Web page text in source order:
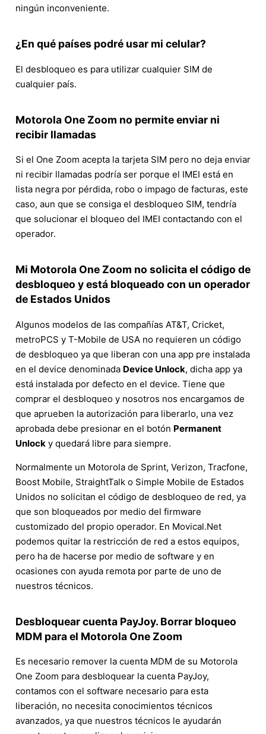
ningún inconveniente.
¿En qué países podré usar mi celular?
El desbloqueo es para utilizar cualquier SIM de
cualquier país.
Motorola One Zoom no permite enviar ni
recibir llamadas
Si el One Zoom acepta la tarjeta SIM pero no deja enviar
ni recibir llamadas podría ser porque el IMEI está en
lista negra por pérdida, robo o impago de facturas, este
caso, aun que se consiga el desbloqueo SIM, tendría
que solucionar el bloqueo del IMEI contactando con el
operador.
Mi Motorola One Zoom no solicita el código de
desbloqueo y está bloqueado con un operador
de Estados Unidos
Algunos modelos de las compañías AT&T, Cricket,
metroPCS y T-Mobile de USA no requieren un código
de desbloqueo ya que liberan con una app pre instalada
en el device denominada Device Unlock, dicha app ya
está instalada por defecto en el device. Tiene que
comprar el desbloqueo y nosotros nos encargamos de
que aprueben la autorización para liberarlo, una vez
aprobada debe presionar en el botón Permanent
Unlock y quedará libre para siempre.
Normalmente un Motorola de Sprint, Verizon, Tracfone,
Boost Mobile, StraightTalk o Simple Mobile de Estados
Unidos no solicitan el código de desbloqueo de red, ya
que son bloqueados por medio del firmware
customizado del propio operador. En Movical.Net
podemos quitar la restricción de red a estos equipos,
pero ha de hacerse por medio de software y en
ocasiones con ayuda remota por parte de uno de
nuestros técnicos.
Desbloquear cuenta PayJoy. Borrar bloqueo
MDM para el Motorola One Zoom
Es necesario remover la cuenta MDM de su Motorola
One Zoom para desbloquear la cuenta PayJoy,
contamos con el software necesario para esta
liberación, no necesita conocimientos técnicos
avanzados, ya que nuestros técnicos le ayudarán